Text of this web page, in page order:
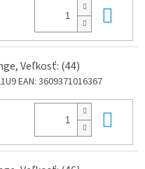
Veľkosť: (44)
EAN: 3609371016367